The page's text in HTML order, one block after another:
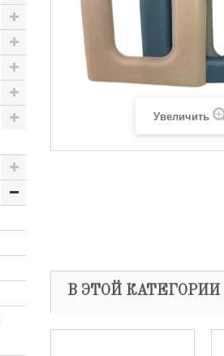
Увеличить
В ЭТОЙ КАТЕГОРИИ